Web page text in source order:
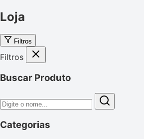
Loja
Filtros
Filtros
Buscar Produto
Categorias